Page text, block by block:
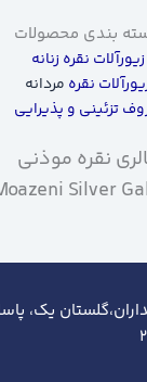
بندی محصولات
زیورآلات نقره زنانه
نقره مردانه
تزئینی و پذیرایی
نقره موذنی
Silver
یک،